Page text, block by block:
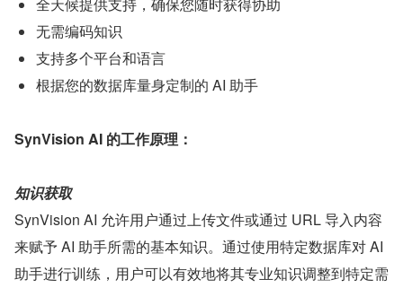
无需编码知识
支持多个平台和语言
根据您的数据库量身定制的 AI 助手
SynVision AI 的工作原理：
知识获取
SynVision AI 允许用户通过上传文件或通过 URL 导入内容
来赋予 AI 助手所需的基本知识。通过使用特定数据库对 AI
助手进行训练，用户可以有效地将其专业知识调整到特定需